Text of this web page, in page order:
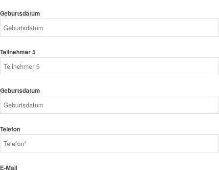
Geburtsdatum
Teilnehmer 5
Geburtsdatum
Telefon
E-Mail